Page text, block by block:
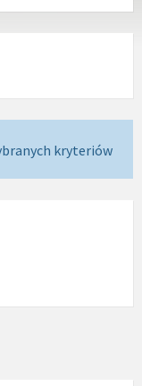
kryteriów